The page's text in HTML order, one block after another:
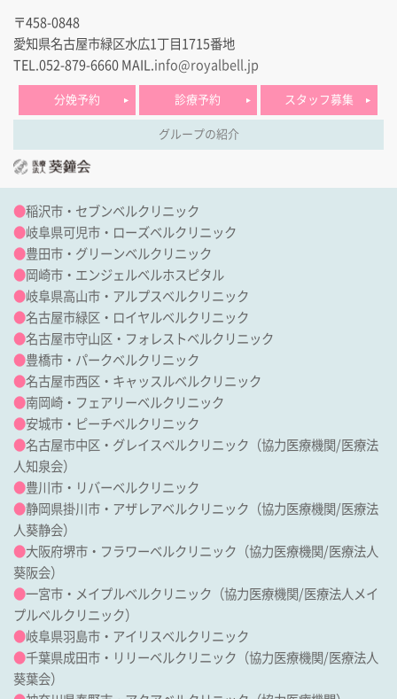
〒458-0848
愛知県名古屋市緑区水広1丁目1715番地
TEL.052-879-6660 MAIL.info@royalbell.jp
分娩予約 診療予約 スタッフ募集
グループの紹介
●稲沢市・セブンベルクリニック
●岐阜県可児市・ローズベルクリニック
●豊田市・グリーンベルクリニック
● 岡崎市・エンジェルベルホスピタル
●岐阜県高山市・アルプスベルクリニック
●名古屋市緑区・ロイヤルベルクリニック
●名古屋市守山区・フォレストベルクリニック
●豊橋市・パークベルクリニック
●名古屋市西区・キャッスルベルクリニック
●南岡崎・フェアリーベルクリニック
●安城市・ピーチベルクリニック
●名古屋市中区・グレイスベルクリニック （協力医療機関/ 医療法
人知泉会）
●豊川市・リバーベルクリニック
●静岡県掛川市・アザレアベルクリニック （協力医療機関/ 医療法
人葵静会）
●大阪府堺市・フラワーベルクリニック （協力医療機関/ 医療法人
葵阪会）
●一宮市・メイプルベルクリニック （協力医療機関/ 医療法人メイ
プルベルクリニック ）
●岐阜県羽島市・アイリスベルクリニック
●千葉県成田市・リリーベルクリニック （協力医療機関/ 医療法人
葵葉会）